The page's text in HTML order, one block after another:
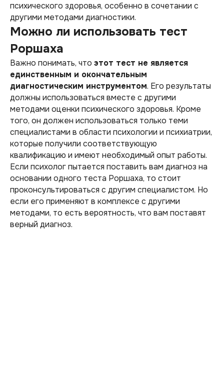
психического здоровья, особенно в сочетании с
другими методами диагностики.
Можно ли использовать тест
Роршаха
Важно понимать, что этот тест не является
единственным и окончательным
диагностическим инструментом. Его результаты
должны использоваться вместе с другими
методами оценки психического здоровья. Кроме
того, он должен использоваться только теми
специалистами в области психологии и психиатрии,
которые получили соответствующую
квалификацию и имеют необходимый опыт работы.
Если психолог пытается поставить вам диагноз на
основании одного теста Роршаха, то стоит
проконсультироваться с другим специалистом. Но
если его применяют в комплексе с другими
методами, то есть вероятность, что вам поставят
верный диагноз.